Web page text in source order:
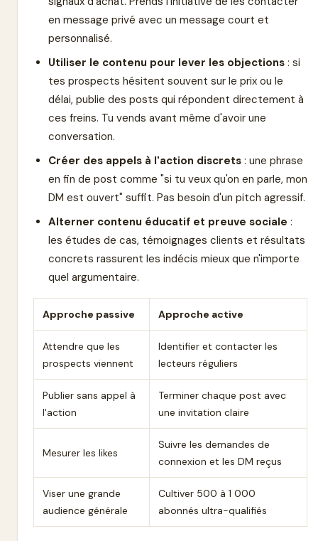
en message privé avec un message court et
personnalisé.
Utiliser le contenu pour lever les objections: si
tes prospects hésitent souvent sur le prix ou le
délai, publie des posts qui répondent directement à
ces freins. Tu vends avant même d'avoir une
conversation.
Créer des appels à l'action discrets: une phrase
en fin de post comme "si tu veux qu'on en parle, mon
DM est ouvert" suffit. Pas besoin d'un pitch agressif.
Alterner contenu éducatif et preuve sociale :
les études de cas, témoignages clients et résultats
concrets rassurent les indécis mieux que n'importe
quel argumentaire.
Approche passive Approche active
Attendre que les
prospects viennent
Identifier et contacter les
lecteurs réguliers
Publier sans appel à
l'action
Terminer chaque post avec
une invitation claire
Mesurer les likes
Suivre les demandes de
connexion et les DM reçus
Viser une grande
audience générale
Cultiver 500 à 1 000
abonnés ultra-qualifiés